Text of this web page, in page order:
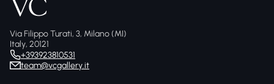
Via Filippo Turati, 3, Milano (MI)
Italy, 20121
+393923810531
team@vcgallery.it